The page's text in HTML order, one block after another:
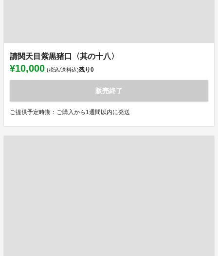
請関天目紫黒猪口〈其の十八〉
¥10,000 (税込/送料込)残り0
販売終了
ご提供予定時期：ご購入から1週間以内に発送